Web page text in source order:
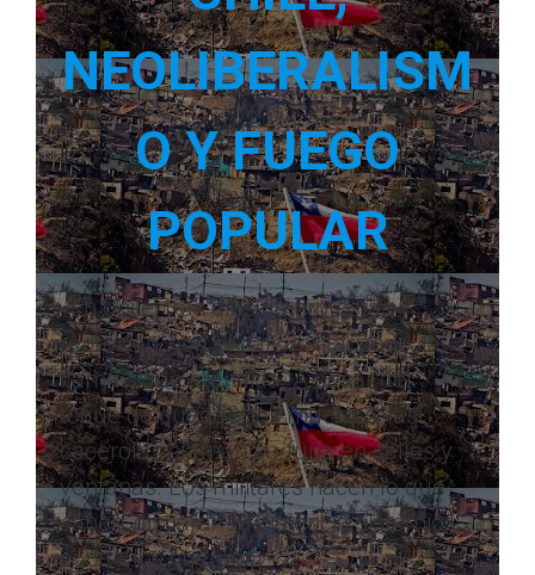
NEOLIBERALISM
O Y FUEGO
POPULAR
«En Chile, tras días de protestas y
represión, con el país militarizado, la
llama sigue prendida. A pesar del
toque de queda y los muertos, las
cacerolas claman su furia en calles y
ventanas. Los militares hacen lo que
saben: disparar su violencia sistémica
contra los cuerpos»